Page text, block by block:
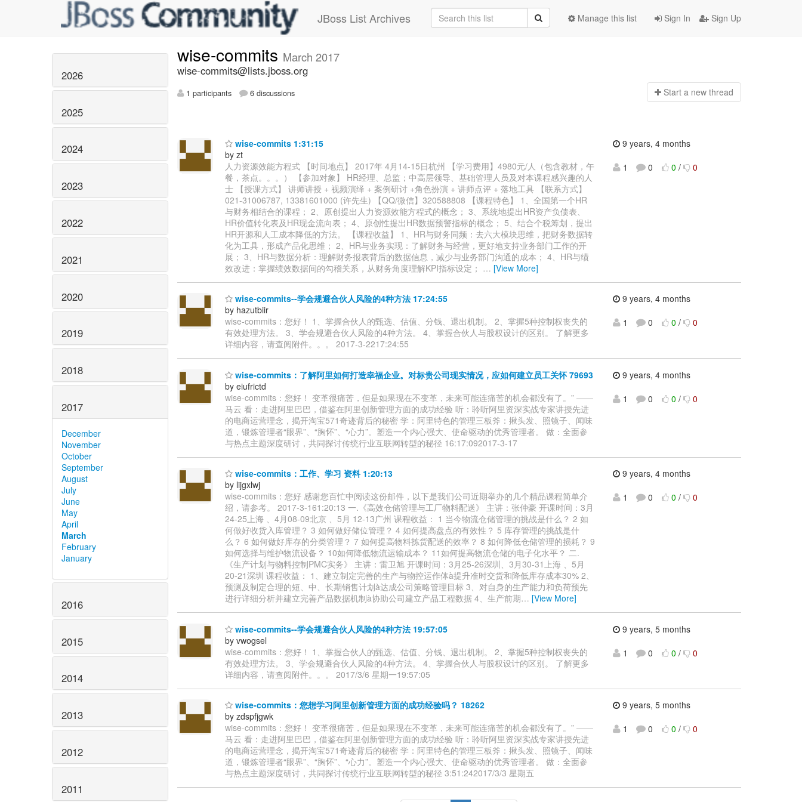
JBoss List Archives Sign In Sign Up
Manage this list
2026
2025
2024
2023
2022
2021
2020
2019
2018
2017
December
November
October
September
August
July
June
May
April
March
February
January
2016
2015
2014
2013
2012
2011
wise-commits March 2017
wise-commits@lists.jboss.org
1 participants 6 discussions Start a new thread
wise-commits 1:31:15
by zt
人力资源效能方程式 【时间地点】 2017年 4月14-15日杭州 【学习费用】4980元/人（包含教材，午
餐，茶点。。。） 【参加对象】 HR经理、总监；中高层领导、基础管理人员及对本课程感兴趣的人
士 【授课方式】 讲师讲授 + 视频演绎 + 案例研讨 +角色扮演 + 讲师点评 + 落地工具 【联系方式】
021-31006787, 13381601000 (许先生) 【QQ/微信】320588808 【课程特色】 1、全国第一个HR
与财务相结合的课程； 2、原创提出人力资源效能方程式的概念； 3、系统地提出HR资产负债表、
HR价值转化表及HR现金流向表； 4、原创性提出HR数据预警指标的概念； 5、结合个税筹划，提出
HR开源和人工成本降低的方法。 【课程收益】 1、HR与财务同频：去六大模块思维，把财务数据转
化为工具，形成产品化思维； 2、HR与业务实现：了解财务与经营，更好地支持业务部门工作的开
展； 3、HR与数据分析：理解财务报表背后的数据信息，减少与业务部门沟通的成本； 4、HR与绩
效改进：掌握绩效数据间的勾稽关系，从财务角度理解KPI指标设定； … [View More]
9 years, 4 months
1
0 0 / 0
wise-commits--学会规避合伙人风险的4种方法 17:24:55
by hazutbiir
wise-commits：您好！ 1、掌握合伙人的甄选、估值、分钱、退出机制。 2、掌握5种控制权丧失的
有效处理方法。 3、学会规避合伙人风险的4种方法。 4、掌握合伙人与股权设计的区别。 了解更多
详细内容，请查阅附件。。。 2017-3-2217:24:55
9 years, 4 months
1
0 0 / 0
wise-commits：了解阿里如何打造幸福企业。对标贵公司现实情况，应如何建立员工关怀 79693
by eiufrictd
wise-commits：您好！ 变革很痛苦，但是如果现在不变革，未来可能连痛苦的机会都没有了。” ——
马云 看：走进阿里巴巴，借鉴在阿里创新管理方面的成功经验 听：聆听阿里资深实战专家讲授先进
的电商运营理念，揭开淘宝571奇迹背后的秘密 学：阿里特色的管理三板斧：揪头发、照镜子、闻味
道，锻炼管理者“眼界”、“胸怀”、“心力”。塑造一个内心强大、使命驱动的优秀管理者。 做：全面参
与热点主题深度研讨，共同探讨传统行业互联网转型的秘径 16:17:092017-3-17
9 years, 4 months
1
0 0 / 0
wise-commits：工作、学习 资料 1:20:13
by lijgxlwj
wise-commits：您好 感谢您百忙中阅读这份邮件，以下是我们公司近期举办的几个精品课程简单介
绍，请参考。 2017-3-161:20:13 一.《高效仓储管理与工厂物料配送》 主讲：张仲豪 开课时间：3月
24-25上海 、4月08-09北京 、5月 12-13广州 课程收益： 1 当今物流仓储管理的挑战是什么？ 2 如
何做好收货入库管理？ 3 如何做好储位管理？ 4 如何提高盘点的有效性？ 5 库存管理的挑战是什
么？ 6 如何做好库存的分类管理？ 7 如何提高物料拣货配送的效率？ 8 如何降低仓储管理的损耗？ 9
如何选择与维护物流设备？ 10如何降低物流运输成本？ 11如何提高物流仓储的电子化水平？ 二.
《生产计划与物料控制PMC实务》 主讲：雷卫旭 开课时间：3月25-26深圳、3月30-31上海 、5月
20-21深圳 课程收益： 1、建立制定完善的生产与物控运作体à提升准时交货和降低库存成本30% 2、
预测及制定合理的短、中、长期销售计划à达成公司策略管理目标 3、对自身的生产能力和负荷预先
进行详细分析并建立完善产品数据机制à协助公司建立产品工程数据 4、生产前期… [View More]
9 years, 4 months
1
0 0 / 0
wise-commits--学会规避合伙人风险的4种方法 19:57:05
by vwogsel
wise-commits：您好！ 1、掌握合伙人的甄选、估值、分钱、退出机制。 2、掌握5种控制权丧失的
有效处理方法。 3、学会规避合伙人风险的4种方法。 4、掌握合伙人与股权设计的区别。 了解更多
详细内容，请查阅附件。。。 2017/3/6 星期一19:57:05
9 years, 5 months
1
0 0 / 0
wise-commits：您想学习阿里创新管理方面的成功经验吗？ 18262
by zdspfjgwk
wise-commits：您好！ 变革很痛苦，但是如果现在不变革，未来可能连痛苦的机会都没有了。” ——
马云 看：走进阿里巴巴，借鉴在阿里创新管理方面的成功经验 听：聆听阿里资深实战专家讲授先进
的电商运营理念，揭开淘宝571奇迹背后的秘密 学：阿里特色的管理三板斧：揪头发、照镜子、闻味
道，锻炼管理者“眼界”、“胸怀”、“心力”。塑造一个内心强大、使命驱动的优秀管理者。 做：全面参
与热点主题深度研讨，共同探讨传统行业互联网转型的秘径 3:51:242017/3/3 星期五
9 years, 5 months
1
0 0 / 0